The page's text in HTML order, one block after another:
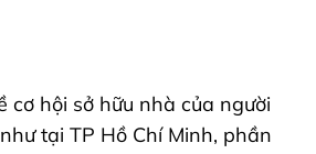
cơ hội sở hữu nhà của người
tại TP Hồ Chí Minh, phần